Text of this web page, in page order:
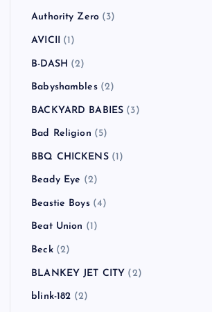
Authority Zero (3)
AVICII (1)
B-DASH (2)
Babyshambles(2)
BACKYARD BABIES (3)
Bad Religion (5)
BBQ CHICKENS(1)
Beady Eye (2)
Beastie Boys(4)
Beat Union (1)
Beck(2)
BLANKEY JET CITY (2)
blink-182 (2)